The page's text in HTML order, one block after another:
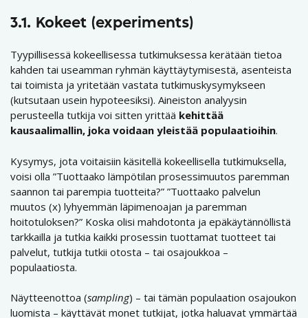
3.1. Kokeet (experiments)
Tyypillisessä kokeellisessa tutkimuksessa kerätään tietoa
kahden tai useamman ryhmän käyttäytymisestä, asenteista
tai toimista ja yritetään vastata tutkimuskysymykseen
(kutsutaan usein hypoteesiksi). Aineiston analyysin
perusteella tutkija voi sitten yrittää kehittää
kausaalimallin, joka voidaan yleistää populaatioihin.
Kysymys, jota voitaisiin käsitellä kokeellisella tutkimuksella,
voisi olla ”Tuottaako lämpötilan prosessimuutos paremman
saannon tai parempia tuotteita?” ”Tuottaako palvelun
muutos (x) lyhyemmän läpimenoajan ja paremman
hoitotuloksen?” Koska olisi mahdotonta ja epäkäytännöllistä
tarkkailla ja tutkia kaikki prosessin tuottamat tuotteet tai
palvelut, tutkija tutkii otosta – tai osajoukkoa –
populaatiosta.
Näytteenottoa (sampling) – tai tämän populaation osajoukon
luomista – käyttävät monet tutkijat, jotka haluavat ymmärtää